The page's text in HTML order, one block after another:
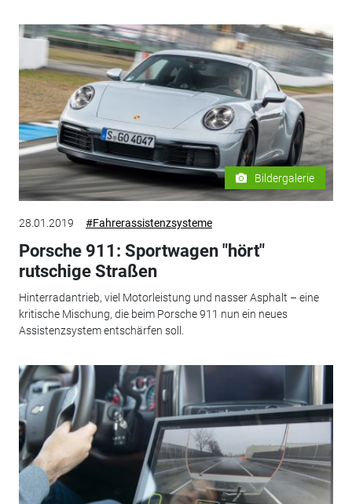
Bildergalerie
28.01.2019 #Fahrerassistenzsysteme
Porsche 911: Sportwagen "hört"
rutschige Straßen
Hinterradantrieb, viel Motorleistung und nasser Asphalt – eine
kritische Mischung, die beim Porsche 911 nun ein neues
Assistenzsystem entschärfen soll.